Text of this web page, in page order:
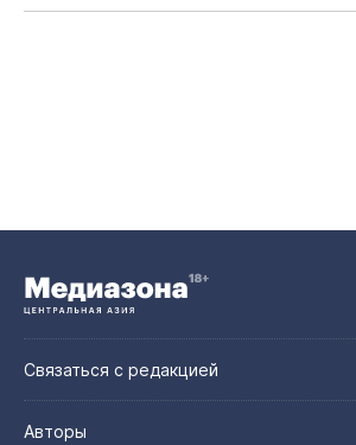
Связаться с редакцией
Авторы